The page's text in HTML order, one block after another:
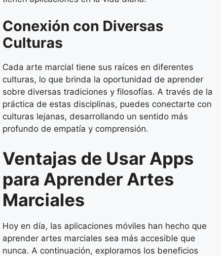
Conexión con Diversas
Culturas
Cada arte marcial tiene sus raíces en diferentes
culturas, lo que brinda la oportunidad de aprender
sobre diversas tradiciones y filosofías. A través de la
práctica de estas disciplinas, puedes conectarte con
culturas lejanas, desarrollando un sentido más
profundo de empatía y comprensión.
Ventajas de Usar Apps
para Aprender Artes
Marciales
Hoy en día, las aplicaciones móviles han hecho que
aprender artes marciales sea más accesible que
nunca. A continuación, exploramos los beneficios